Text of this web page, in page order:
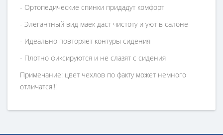
- Ортопедические спинки придадут комфорт
- Элегантный вид маек даст чистоту и уют в салоне
- Идеально повторяет контуры сидения
- Плотно фиксируются и не слазят с сидения
Примечание: цвет чехлов по факту может немного
отличатся!!!